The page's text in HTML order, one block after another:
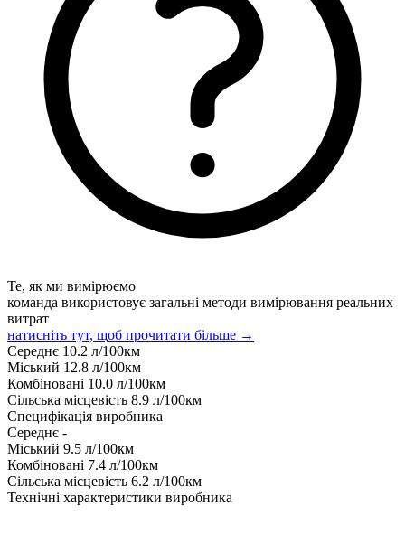
Те, як ми вимірюємо
команда використовує загальні методи вимірювання реальних
витрат
натисніть тут, щоб прочитати більше →
Середнє 10.2 л/100км
Міський 12.8 л/100км
Комбіновані 10.0 л/100км
Сільська місцевість 8.9 л/100км
Специфікація виробника
Середнє -
Міський 9.5 л/100км
Комбіновані 7.4 л/100км
Сільська місцевість 6.2 л/100км
Технічні характеристики виробника